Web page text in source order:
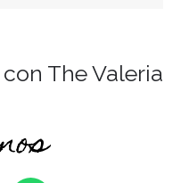
The Valeria